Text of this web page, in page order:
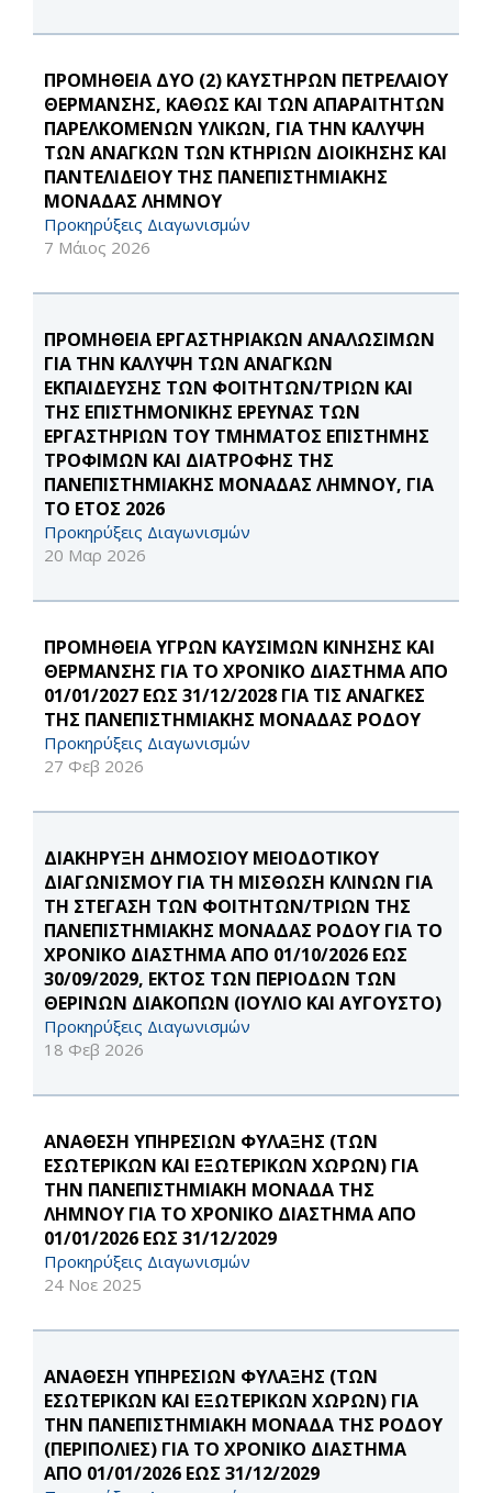
ΠΡΟΜΗΘΕΙΑ ΔΥΟ (2) ΚΑΥΣΤΗΡΩΝ ΠΕΤΡΕΛΑΙΟΥ
ΘΕΡΜΑΝΣΗΣ, ΚΑΘΩΣ ΚΑΙ ΤΩΝ ΑΠΑΡΑΙΤΗΤΩΝ
ΠΑΡΕΛΚΟΜΕΝΩΝ ΥΛΙΚΩΝ, ΓΙΑ ΤΗΝ ΚΑΛΥΨΗ
ΤΩΝ ΑΝΑΓΚΩΝ ΤΩΝ ΚΤΗΡΙΩΝ ΔΙΟΙΚΗΣΗΣ ΚΑΙ
ΠΑΝΤΕΛΙΔΕΙΟΥ ΤΗΣ ΠΑΝΕΠΙΣΤΗΜΙΑΚΗΣ
ΜΟΝΑΔΑΣ ΛΗΜΝΟΥ
Προκηρύξεις Διαγωνισμών
7 Μάιος 2026
ΠΡΟΜΗΘΕΙΑ ΕΡΓΑΣΤΗΡΙΑΚΩΝ ΑΝΑΛΩΣΙΜΩΝ
ΓΙΑ ΤΗΝ ΚΑΛΥΨΗ ΤΩΝ ΑΝΑΓΚΩΝ
ΕΚΠΑΙΔΕΥΣΗΣ ΤΩΝ ΦΟΙΤΗΤΩΝ/ΤΡΙΩΝ ΚΑΙ
ΤΗΣ ΕΠΙΣΤΗΜΟΝΙΚΗΣ ΕΡΕΥΝΑΣ ΤΩΝ
ΕΡΓΑΣΤΗΡΙΩΝ ΤΟΥ ΤΜΗΜΑΤΟΣ ΕΠΙΣΤΗΜΗΣ
ΤΡΟΦΙΜΩΝ ΚΑΙ ΔΙΑΤΡΟΦΗΣ ΤΗΣ
ΠΑΝΕΠΙΣΤΗΜΙΑΚΗΣ ΜΟΝΑΔΑΣ ΛΗΜΝΟΥ, ΓΙΑ
ΤΟ ΕΤΟΣ 2026
Προκηρύξεις Διαγωνισμών
20 Μαρ 2026
ΠΡΟΜΗΘΕΙΑ ΥΓΡΩΝ ΚΑΥΣΙΜΩΝ ΚΙΝΗΣΗΣ ΚΑΙ
ΘΕΡΜΑΝΣΗΣ ΓΙΑ ΤΟ ΧΡΟΝΙΚΟ ΔΙΑΣΤΗΜΑ ΑΠΟ
01/01/2027 ΕΩΣ 31/12/2028 ΓΙΑ ΤΙΣ ΑΝΑΓΚΕΣ
ΤΗΣ ΠΑΝΕΠΙΣΤΗΜΙΑΚΗΣ ΜΟΝΑΔΑΣ ΡΟΔΟΥ
Προκηρύξεις Διαγωνισμών
27 Φεβ 2026
ΔΙΑΚΗΡΥΞΗ ΔΗΜΟΣΙΟΥ ΜΕΙΟΔΟΤΙΚΟΥ
ΔΙΑΓΩΝΙΣΜΟΥ ΓΙΑ ΤΗ ΜΙΣΘΩΣΗ ΚΛΙΝΩΝ ΓΙΑ
ΤΗ ΣΤΕΓΑΣΗ ΤΩΝ ΦΟΙΤΗΤΩΝ/ΤΡΙΩΝ ΤΗΣ
ΠΑΝΕΠΙΣΤΗΜΙΑΚΗΣ ΜΟΝΑΔΑΣ ΡΟΔΟΥ ΓΙΑ ΤΟ
ΧΡΟΝΙΚΟ ΔΙΑΣΤΗΜΑ ΑΠΟ 01/10/2026 ΕΩΣ
30/09/2029, ΕΚΤΟΣ ΤΩΝ ΠΕΡΙΟΔΩΝ ΤΩΝ
ΘΕΡΙΝΩΝ ΔΙΑΚΟΠΩΝ (ΙΟΥΛΙΟ ΚΑΙ ΑΥΓΟΥΣΤΟ)
Προκηρύξεις Διαγωνισμών
18 Φεβ 2026
ΑΝΑΘΕΣΗ ΥΠΗΡΕΣΙΩΝ ΦΥΛΑΞΗΣ (ΤΩΝ
ΕΣΩΤΕΡΙΚΩΝ ΚΑΙ ΕΞΩΤΕΡΙΚΩΝ ΧΩΡΩΝ) ΓΙΑ
ΤΗΝ ΠΑΝΕΠΙΣΤΗΜΙΑΚΗ ΜΟΝΑΔΑ ΤΗΣ
ΛΗΜΝΟΥ ΓΙΑ ΤΟ ΧΡΟΝΙΚΟ ΔΙΑΣΤΗΜΑ ΑΠΟ
01/01/2026 ΕΩΣ 31/12/2029
Προκηρύξεις Διαγωνισμών
24 Νοε 2025
ΑΝΑΘΕΣΗ ΥΠΗΡΕΣΙΩΝ ΦΥΛΑΞΗΣ (ΤΩΝ
ΕΣΩΤΕΡΙΚΩΝ ΚΑΙ ΕΞΩΤΕΡΙΚΩΝ ΧΩΡΩΝ) ΓΙΑ
ΤΗΝ ΠΑΝΕΠΙΣΤΗΜΙΑΚΗ ΜΟΝΑΔΑ ΤΗΣ ΡΟΔΟΥ
(ΠΕΡΙΠΟΛΙΕΣ) ΓΙΑ ΤΟ ΧΡΟΝΙΚΟ ΔΙΑΣΤΗΜΑ
ΑΠΟ 01/01/2026 ΕΩΣ 31/12/2029